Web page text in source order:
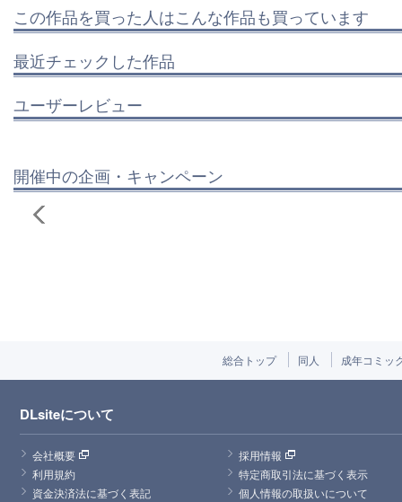
この作品を買った人はこんな作品も買っています
最近チェックした作品
ユーザーレビュー
開催中の企画・キャンペーン
総合トップ 同人 成年コミッ
DLsiteについて
会社概要
採用情報
利用規約
特定商取引法に基づく表示
資金決済法に基づく表記
個人情報の取扱いについて